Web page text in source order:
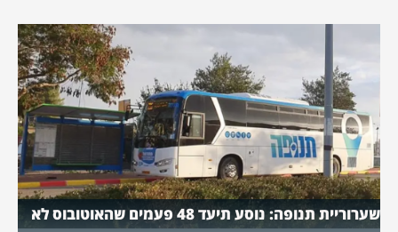
שערוריית תנופה: נוסע תיעד 48 פעמים שהאוטובוס לא